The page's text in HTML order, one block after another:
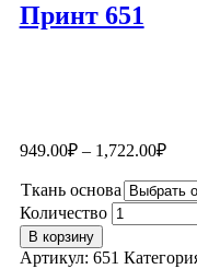
Принт 651
949.00₽– 1,722.00₽
Ткань основа
Количество
В корзину
Артикул: 651